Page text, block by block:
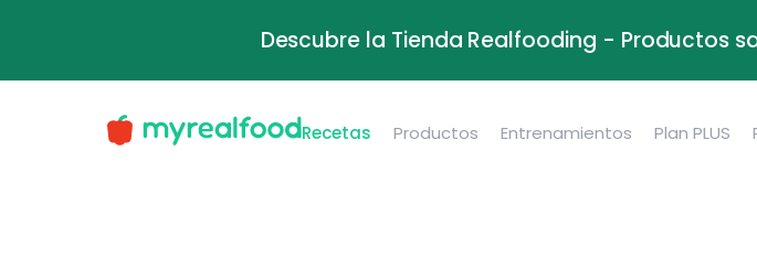
Descubre la Tienda Realfooding - Productos
Recetas Productos Entrenamientos Plan PLUS